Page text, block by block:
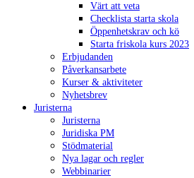
Värt att veta
Checklista starta skola
Öppenhetskrav och kö
Starta friskola kurs 2023
Erbjudanden
Påverkansarbete
Kurser & aktiviteter
Nyhetsbrev
Juristerna
Juristerna
Juridiska PM
Stödmaterial
Nya lagar och regler
Webbinarier